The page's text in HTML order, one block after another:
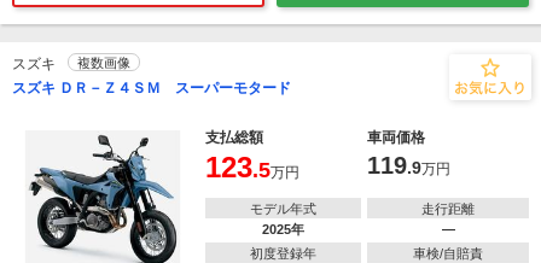
スズキ 複数画像
スズキ ＤＲ－Ｚ４ＳＭ スーパーモタード
支払総額 車両価格
123.5万円 119.9万円
モデル年式
2025年
走行距離
―
初度登録年
車検/自賠責